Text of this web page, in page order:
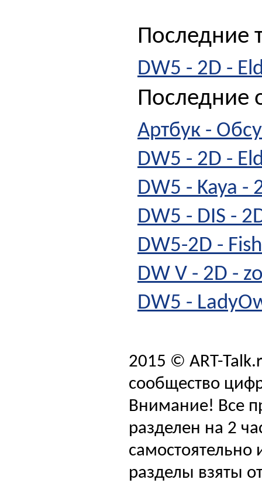
Последние
DW5 - 2D -
Последние
Артбук -
DW5 - 2D -
DW5 - Kaya -
DW5 - DIS -
DW5-2D -
DW V - 2D -
DW5 -
2015 © ART-
сообщество
Внимание! Все
разделен на 2
самостоятельно
разделы взяты